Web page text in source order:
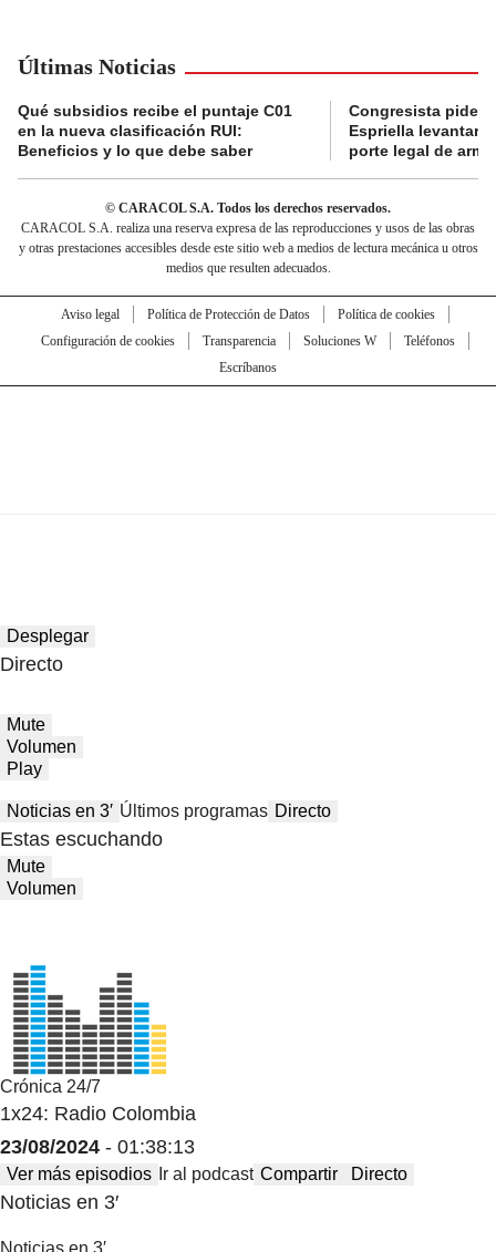
Últimas Noticias
Qué subsidios recibe el puntaje C01
en la nueva clasificación RUI:
Beneficios y lo que debe saber
Congresista pide a
Espriella levantar
porte legal de
© CARACOL S.A. Todos los derechos reservados.
CARACOL S.A. realiza una reserva expresa de las reproducciones y usos de las obras
y otras prestaciones accesibles desde este sitio web a medios de lectura mecánica u otros
medios que resulten adecuados.
Aviso legal Política de Protección de Datos
Política de cookies
Configuración de cookies
Transparencia Soluciones W
Teléfonos
Escríbanos
Desplegar
Directo
Mute
Volumen
Play
Noticias en 3′ Últimos programas Directo
Estas escuchando
Mute
Volumen
Crónica 24/7
1x24: Radio Colombia
23/08/2024 - 01:38:13
Ver más episodios Ir al podcast Compartir Directo
Noticias en 3′
Noticias en 3′